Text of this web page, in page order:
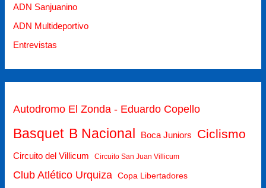
ADN Sanjuanino
ADN Multideportivo
Entrevistas
Autodromo El Zonda - Eduardo Copello
Basquet B Nacional Boca Juniors Ciclismo
Circuito del Villicum Circuito San Juan Villicum
Club Atlético Urquiza Copa Libertadores